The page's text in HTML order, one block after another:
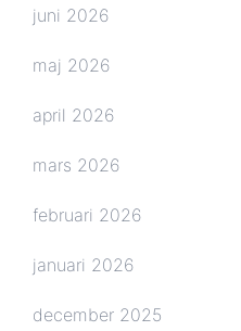
juni 2026
maj 2026
april 2026
mars 2026
februari 2026
januari 2026
december 2025